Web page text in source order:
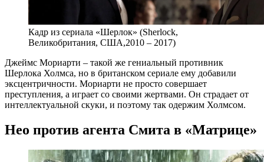
Кадр из сериала «Шерлок» (Sherlock,
Великобритания, США,2010 – 2017)
Джеймс Мориарти – такой же гениальный противник
Шерлока Холмса, но в британском сериале ему добавили
эксцентричности. Мориарти не просто совершает
преступления, а играет со своими жертвами. Он страдает от
интеллектуальной скуки, и поэтому так одержим Холмсом.
Нео против агента Смита в «Матрице»